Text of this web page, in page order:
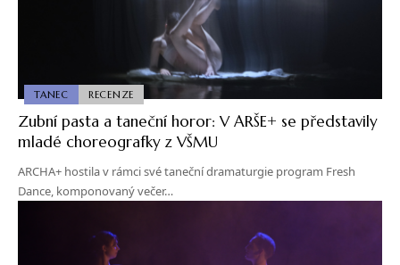
TANEC RECENZE
Zubní pasta a taneční horor: V ARŠE+ se představily
mladé choreografky z VŠMU
ARCHA+ hostila v rámci své taneční dramaturgie program Fresh
Dance, komponovaný večer…